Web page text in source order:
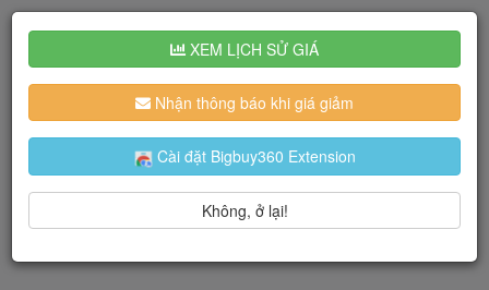
XEM LỊCH SỬ GIÁ
Nhận thông báo khi giá giảm
Cài đặt Bigbuy360 Extension
Không, ở lại!